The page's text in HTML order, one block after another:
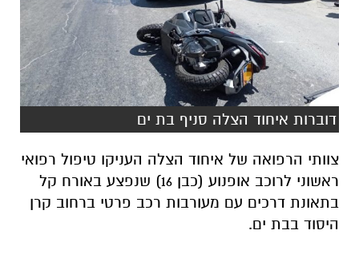
דוברות איחוד הצלה סניף בת ים
צוותי הרפואה של איחוד הצלה העניקו טיפול רפואי
ראשוני לרוכב אופנוע (כבן 16) שנפצע באורח קל
בתאונת דרכים עם מעורבות רכב פרטי ברחוב קרן
היסוד בבת ים.